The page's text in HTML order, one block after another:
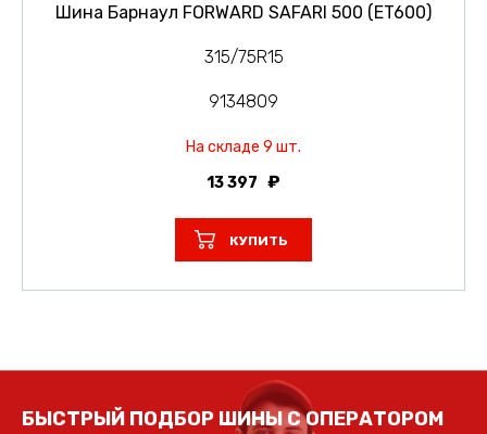
Шина Барнаул FORWARD SAFARI 500 (ET600)
315/75R15
9134809
На складе 9 шт.
13 397
КУПИТЬ
БЫСТРЫЙ ПОДБОР ШИНЫ С ОПЕРАТОРОМ